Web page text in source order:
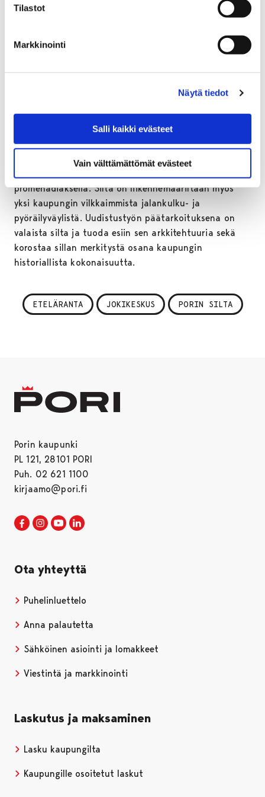
Tilastot
Markkinointi
Näytä tiedot
Salli kaikki evästeet
Vain välttämättömät evästeet
auki liikenteelle. Päivisin työt eivät vaikuta alueen
auto-, jalankulku- tai pyöräliikenteeseen, kertoo Porin
Lehesvuori.
Valaistustöiden urakoitsijana toimii Tekniikka-
Tuominen Oy. Kaikkien alueella liikkuvien toivotaan
Porin silta on keskeinen osa valtakunnallisesti
merkittävää rakennettua kulttuuriympäristöä, Porin
kansallista kaupunkipuistoa sekä keskustan
promenadiakselia. Silta on liikennemääriltään myös
yksi kaupungin vilkkaimmista jalankulku- ja
pyöräilyväylistä. Uudistustyön päätarkoituksena on
valaista silta ja tuoda esiin sen arkkitehtuuria sekä
korostaa sillan merkitystä osana kaupungin
historiallista kokonaisuutta.
ETELÄRANTA JOKIKESKUS PORIN SILTA
Porin kaupunki
PL 121, 28101 PORI
Puh. 02 621 1100
kirjaamo@pori.fi
Porin kaupunki Facebookissa
Avautuu uudessa välilehdessä
Porin kaupunki Instagramissa
Avautuu uudessa välilehdessä
Porin kaupunki Youtubessa
Avautuu uudessa välilehdessä
Ota yhteyttä
Puhelinluettelo
Anna palautetta
Sähköinen asiointi ja lomakkeet
Viestintä ja markkinointi
Laskutus ja maksaminen
Lasku kaupungilta
Kaupungille osoitetut laskut